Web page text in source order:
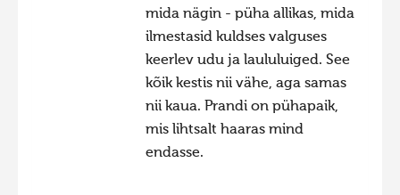
mida nägin - püha allikas, mida
ilmestasid kuldses valguses
keerlev udu ja laululuiged. See
kõik kestis nii vähe, aga samas
nii kaua. Prandi on pühapaik,
mis lihtsalt haaras mind
endasse.